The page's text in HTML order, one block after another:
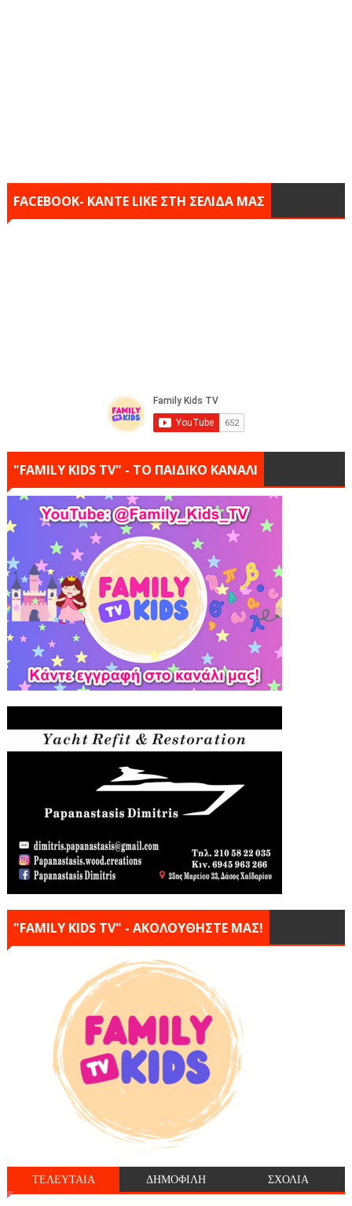
FACEBOOK- KANTE LIKE ΣΤΗ ΣΕΛΙΔΑ ΜΑΣ
"FAMILY KIDS TV" - ΤΟ ΠΑΙΔΙΚΟ ΚΑΝΑΛΙ
"FAMILY KIDS TV" - ΑΚΟΛΟΥΘΗΣΤΕ ΜΑΣ!
ΤΕΛΕΥΤΑΙΑ ΔΗΜΟΦΙΛΗ ΣΧΟΛΙΑ